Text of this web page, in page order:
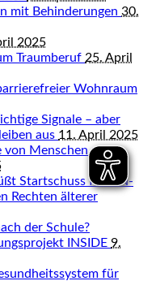
mit Behinderungen 30.
2025
Traumberuf 25. April
Wohnraum
Signale – aber
aus 11. April 2025
von Menschen mit
Startschuss für UN-
Rechten älterer
der Schule?
INSIDE 9.
für